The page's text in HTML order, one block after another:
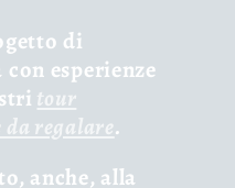
di
esperienze
tour
regalare.
anche, alla